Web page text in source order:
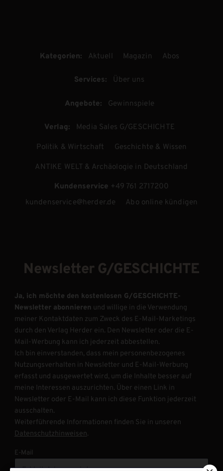
Kategorien: Aktuell Magazin Abos
Services: Über uns
Angebote: Gewinnspiele
Verlag: Media Sales G/GESCHICHTE
Politik & Wirtschaft Geschichte & Wissen
ANTIKE WELT & Archäologie in Deutschland
Kundenservice +49 761 2717200
kundenservice@herder.de
Abo online kündigen
Newsletter G/GESCHICHTE
Ja, ich möchte den kostenlosen G/GESCHICHTE-
Newsletter abonnieren und willige in die Verwendung
meiner Kontaktdaten zum Zweck des E-Mail-Marketings
durch den Verlag Herder ein. Den Newsletter oder die E-
Mail-Werbung kann ich jederzeit abbestellen.
Ich bin einverstanden, dass mein personenbezogenes
Nutzungsverhalten in Newsletter und E-Mail-Werbung
erfasst und ausgewertet wird, um die Inhalte besser auf
meine Interessen auszurichten. Über einen Link in
Newsletter oder E-Mail kann ich diese Funktion jederzeit
ausschalten.
Weiterführende Informationen finden Sie in unseren
Datenschutzhinweisen.
E-Mail